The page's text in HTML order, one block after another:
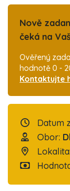
Nově
čeká na
Ověřený
hodnotě 0 -
Kontaktujte
Datum
Obor:
Lokalita: